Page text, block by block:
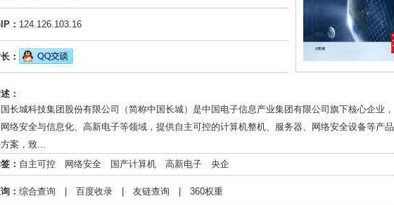
： 124.126.103.16
：
：
长城科技集团股份有限公司（简称中国长城）是中国电子信息产业集团有限公司旗下核心企业，
络安全与信息化、高新电子等领域，提供自主可控的计算机整机、服务器、网络安全设备等产品
案，致...
： 自主可控 网络安全 国产计算机 高新电子 央企
： 综合查询 百度收录 友链查询 360权重